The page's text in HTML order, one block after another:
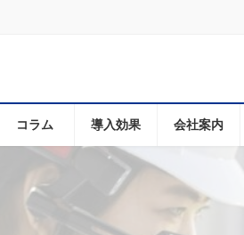
コラム 導入効果 会社案内